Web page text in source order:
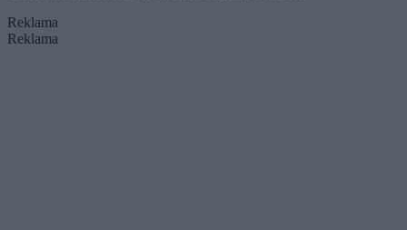
Reklama
Reklama